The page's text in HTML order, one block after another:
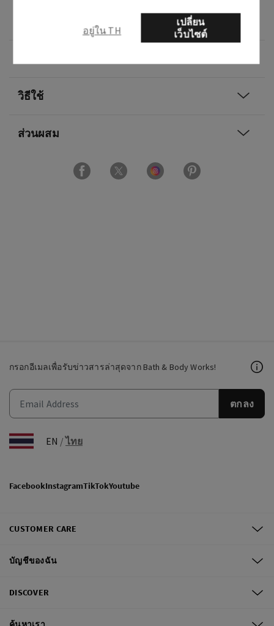
breeze and sunkissed musk.
วิธีใช้
ส่วนผสม
กรอกอีเมลเพื่อรับข่าวสารล่าสุดจาก Bath & Body Works!
ตกลง
EN /ไทย
FacebookInstagramTikTokYoutube
CUSTOMER CARE
บัญชีของฉัน
DISCOVER
อยู่ใน TH
เปลี่ยน
เว็บไซต์